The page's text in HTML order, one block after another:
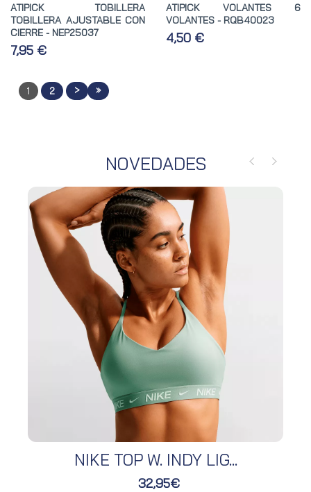
ATIPICK TOBILLERA
TOBILLERA AJUSTABLE CON
CIERRE - NEP25037
7,95 €
ATIPICK VOLANTES 6
VOLANTES - RQB40023
4,50 €
1 2 > »
NOVEDADES
NIKE TOP W. INDY LIG...
32,95€